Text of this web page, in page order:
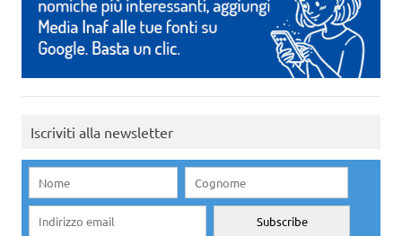
Iscriviti alla newsletter